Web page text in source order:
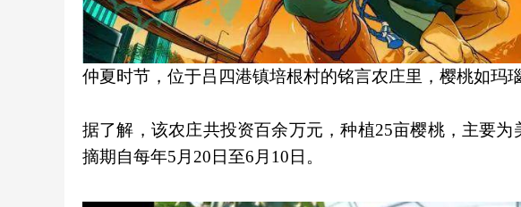
仲夏时节，位于吕四港镇培根村的铭言农庄里，樱桃如玛
据了解，该农庄共投资百余万元，种植25亩樱桃，主要
摘期自每年5月20日至6月10日。